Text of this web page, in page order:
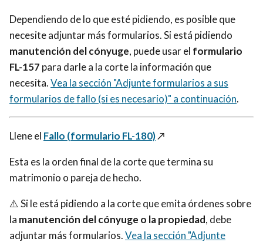
Dependiendo de lo que esté pidiendo, es posible que
necesite adjuntar más formularios. Si está pidiendo
manutención del cónyuge, puede usar el formulario
FL-157 para darle a la corte la información que
necesita.Vea la sección "Adjunte formularios a sus
formularios de fallo (si es necesario)" a continuación.
Llene el Fallo (formulario FL-180)↗️
Esta es la orden final de la corte que termina su
matrimonio o pareja de hecho.
⚠️ Si le está pidiendo a la corte que emita órdenes sobre
la manutención del cónyuge o la propiedad, debe
adjuntar más formularios.Vea la sección "Adjunte